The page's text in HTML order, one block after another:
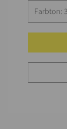
Farbton: